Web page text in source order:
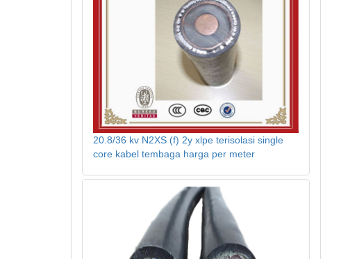
20.8/36 kv N2XS (f) 2y xlpe terisolasi single
core kabel tembaga harga per meter